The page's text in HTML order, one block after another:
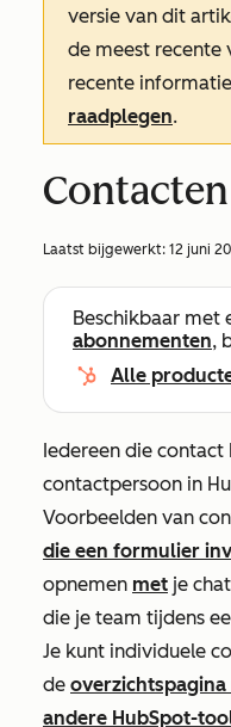
versie van dit
de meest recente
recente
raadplegen.
Laatst bijgewerkt: 12 juni
Beschikbaar met
abonnementen,
Alle
Iedereen die
contactpersoon in
Voorbeelden van
die een formulier
opnemen met je
die je team tijdens
Je kunt individuele
de
andere HubSpot-